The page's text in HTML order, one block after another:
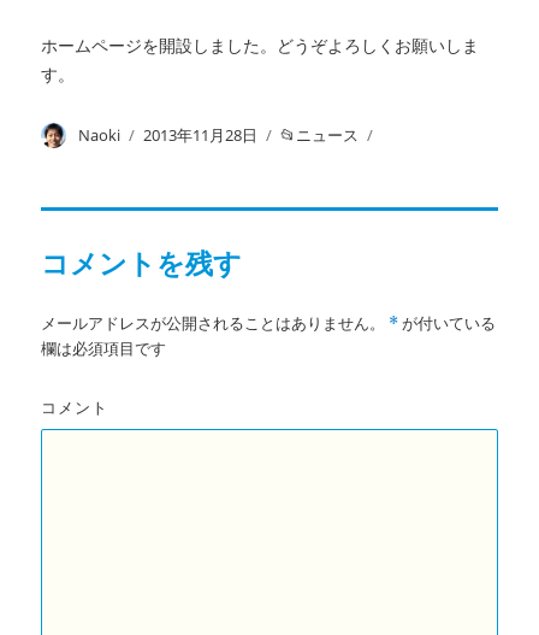
ホームページを開設しました。どうぞよろしくお願いしま
す。
投
Naoki
投
2013年11月28日
カ
リ
ニュース
コメントを残す
メールアドレスが公開されることはありません。 *が付いている
欄は必須項目です
コメント